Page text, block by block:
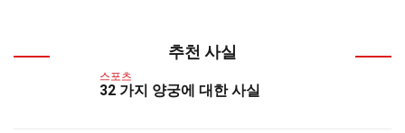
추천 사실
스포츠
32 가지 양궁에 대한 사실